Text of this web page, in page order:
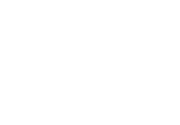
Basilika und